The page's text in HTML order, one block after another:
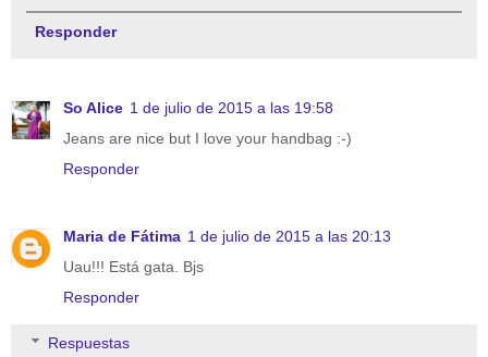
Responder
So Alice 1 de julio de 2015 a las 19:58
Jeans are nice but I love your handbag :-)
Responder
Maria de Fátima 1 de julio de 2015 a las 20:13
Uau!!! Está gata. Bjs
Responder
Respuestas